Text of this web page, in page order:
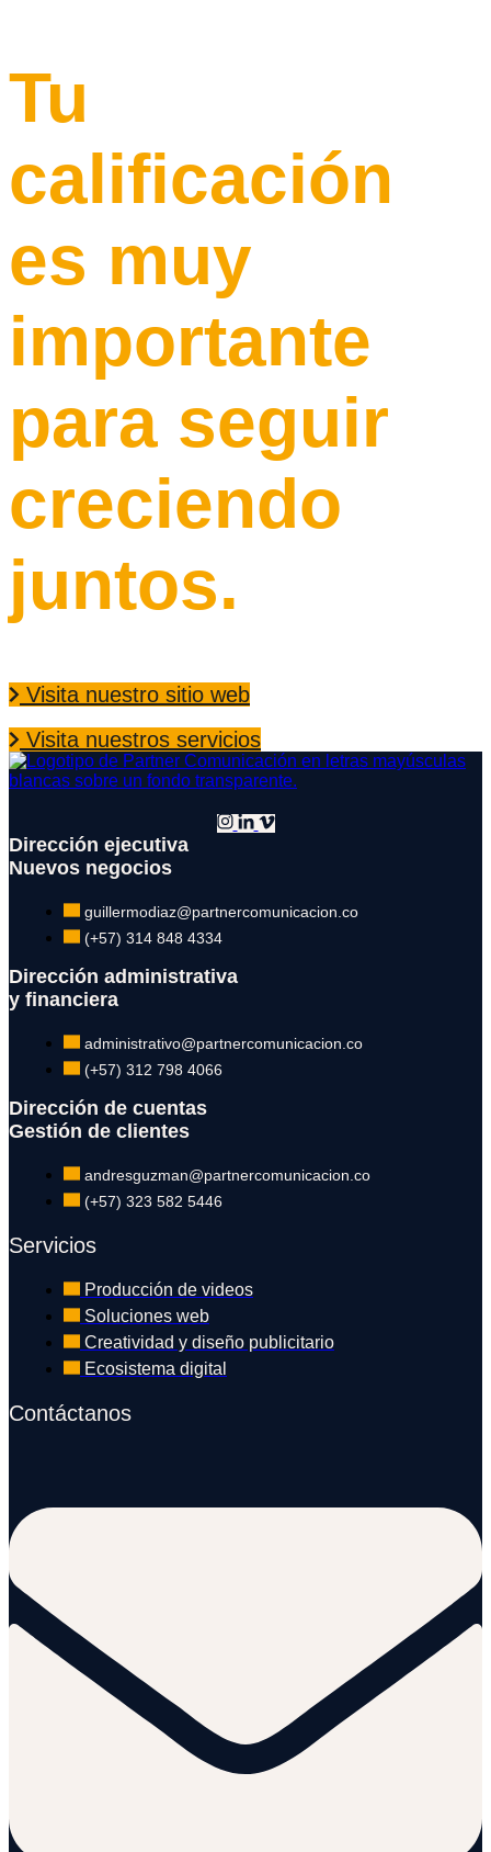
Tu
calificación
es muy
importante
para seguir
creciendo
juntos.
Visita nuestro sitio web
Visita nuestros servicios
Dirección ejecutiva
Nuevos negocios
guillermodiaz@partnercomunicacion.co
(+57) 314 848 4334
Dirección administrativa
y financiera
administrativo@partnercomunicacion.co
(+57) 312 798 4066
Dirección de cuentas
Gestión de clientes
andresguzman@partnercomunicacion.co
(+57) 323 582 5446
Servicios
Producción de videos
Soluciones web
Creatividad y diseño publicitario
Ecosistema digital
Contáctanos